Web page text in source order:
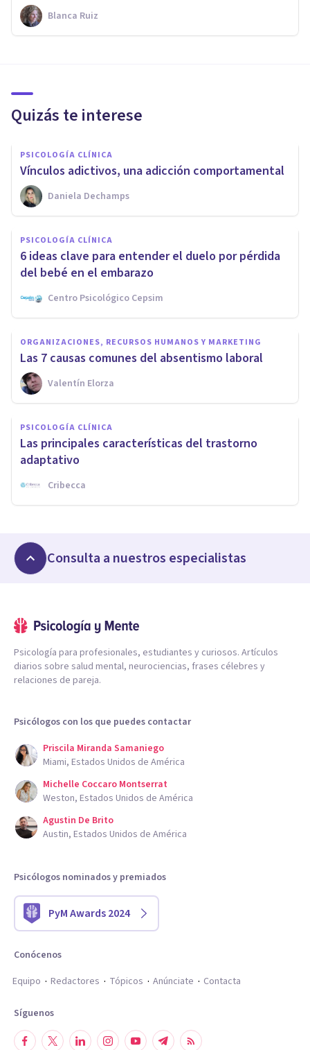
Blanca Ruiz
Quizás te interese
PSICOLOGÍA CLÍNICA
Vínculos adictivos, una adicción comportamental
Daniela Dechamps
PSICOLOGÍA CLÍNICA
6 ideas clave para entender el duelo por pérdida
del bebé en el embarazo
Centro Psicológico Cepsim
ORGANIZACIONES, RECURSOS HUMANOS Y MARKETING
Las 7 causas comunes del absentismo laboral
Valentín Elorza
PSICOLOGÍA CLÍNICA
Las principales características del trastorno
adaptativo
Cribecca
Consulta a nuestros especialistas
Psicología para profesionales, estudiantes y curiosos. Artículos
diarios sobre salud mental, neurociencias, frases célebres y
relaciones de pareja.
Psicólogos con los que puedes contactar
Priscila Miranda Samaniego
Miami, Estados Unidos de América
Michelle Coccaro Montserrat
Weston, Estados Unidos de América
Agustin De Brito
Austin, Estados Unidos de América
Psicólogos nominados y premiados
PyM Awards 2024
Conócenos
Equipo
Redactores Tópicos Anúnciate Contacta
Síguenos